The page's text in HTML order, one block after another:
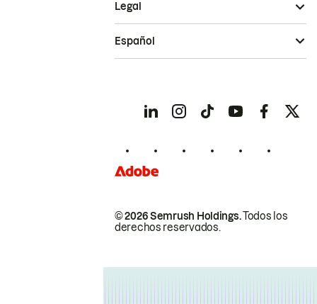
© 2026 Semrush Holdings.Todos los
derechos reservados.
Legal
Español